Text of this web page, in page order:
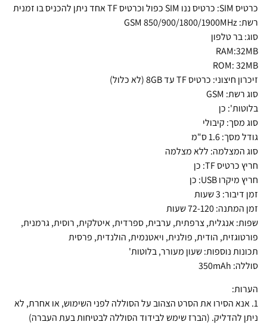
כרטיס SIM: כרטיס ננו SIM כפול וכרטיס TF אחד ניתן להכניס בו זמנית
רשת: GSM 850/900/1800/1900MHz
סוג: בר טלפון
RAM:32MB
ROM: 32MB
זיכרון חיצוני: כרטיס TF עד 8GB (לא כלול)
סוג רשת: GSM
בלוטות': כן
סוג מסך: קיבולי
גודל מסך: 1.6 ס"מ
סוג המצלמה: ללא מצלמה
חריץ כרטיס TF: כן
חריץ מיקרו USB: כן
זמן דיבור: 3 שעות
זמן המתנה: 72-120 שעות
שפות: אנגלית, צרפתית, ערבית, ספרדית, איטלקית, רוסית, גרמנית,
פורטוגזית, הודית, פולנית, ויאטנמית, הולנדית, פרסית
תכונות נוספות: שעון מעורר, בלוטות'
סוללה: 350mAh
הערות:
1. אנא הסירו את הסרט הצהוב על הסוללה לפני השימוש, או אחרת, לא
ניתן להדליק. (הברז שימש לבידוד הסוללה לבטיחות בעת העברה)